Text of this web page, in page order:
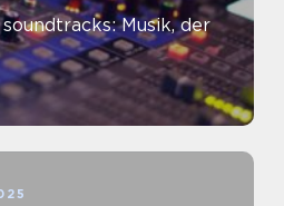
Musik, der